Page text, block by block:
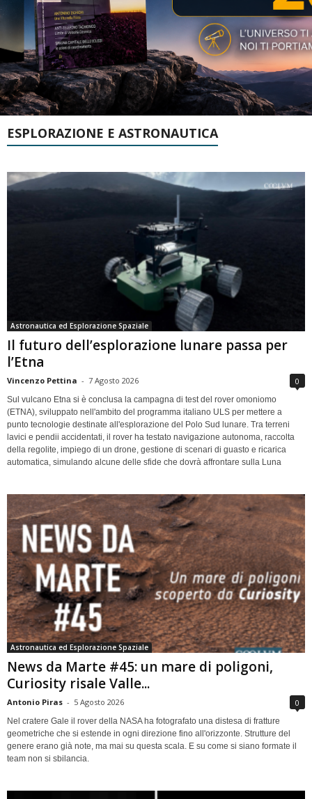
ESPLORAZIONE E ASTRONAUTICA
Astronautica ed Esplorazione Spaziale
Il futuro dell’esplorazione lunare passa per
l’Etna
Vincenzo Pettina - 7 Agosto 2026 0
Sul vulcano Etna si è conclusa la campagna di test del rover omoniomo
(ETNA), sviluppato nell'ambito del programma italiano ULS per mettere a
punto tecnologie destinate all'esplorazione del Polo Sud lunare. Tra terreni
lavici e pendii accidentati, il rover ha testato navigazione autonoma, raccolta
della regolite, impiego di un drone, gestione di scenari di guasto e ricarica
automatica, simulando alcune delle sfide che dovrà affrontare sulla Luna
Astronautica ed Esplorazione Spaziale
News da Marte #45: un mare di poligoni,
Curiosity risale Valle...
Antonio Piras - 5 Agosto 2026 0
Nel cratere Gale il rover della NASA ha fotografato una distesa di fratture
geometriche che si estende in ogni direzione fino all'orizzonte. Strutture del
genere erano già note, ma mai su questa scala. E su come si siano formate il
team non si sbilancia.